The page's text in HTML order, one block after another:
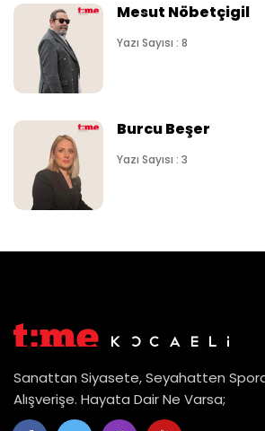
Mesut Nöbetçigil
Yazı Sayısı : 8
Burcu Beşer
Yazı Sayısı : 3
Sanattan Siyasete, Seyahatten
Alışverişe. Hayata Dair Ne Varsa;